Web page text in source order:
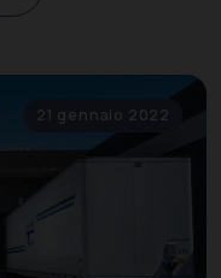
21 gennaio 2022